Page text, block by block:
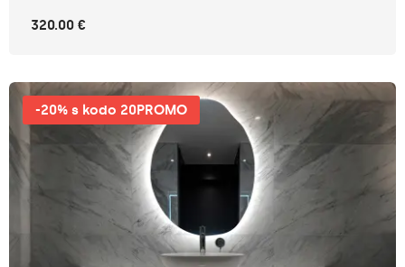
320.00 €
-20% s kodo 20PROMO